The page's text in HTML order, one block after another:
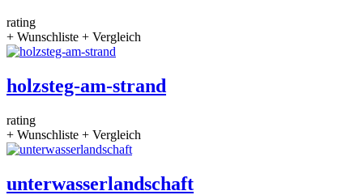
rating
+ Wunschliste + Vergleich
holzsteg-am-strand
rating
+ Wunschliste + Vergleich
unterwasserlandschaft